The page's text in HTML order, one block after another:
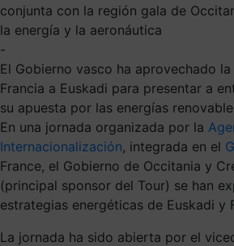
conjunta con la región gala de
la energía y la aeronáutica
-
El Gobierno vasco ha aprovechado
Francia a Euskadi para presentar a
su apuesta por las energías
En una jornada organizada por la
Internacionalización, integrada en el
France, el Gobierno de Occitania y
(principal sponsor del Tour) se han
estrategias energéticas de Euskadi y
La jornada ha sido abierta por el